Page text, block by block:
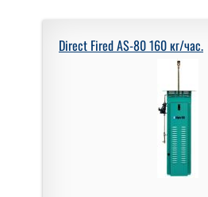
Direct Fired AS-80 160 кг/час.